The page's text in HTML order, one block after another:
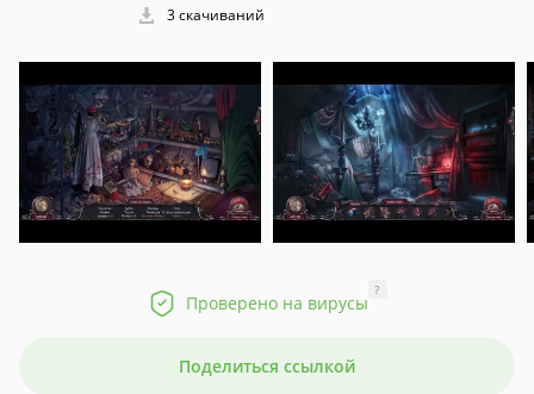
3 скачиваний
Проверено на вирусы
?
Поделиться ссылкой